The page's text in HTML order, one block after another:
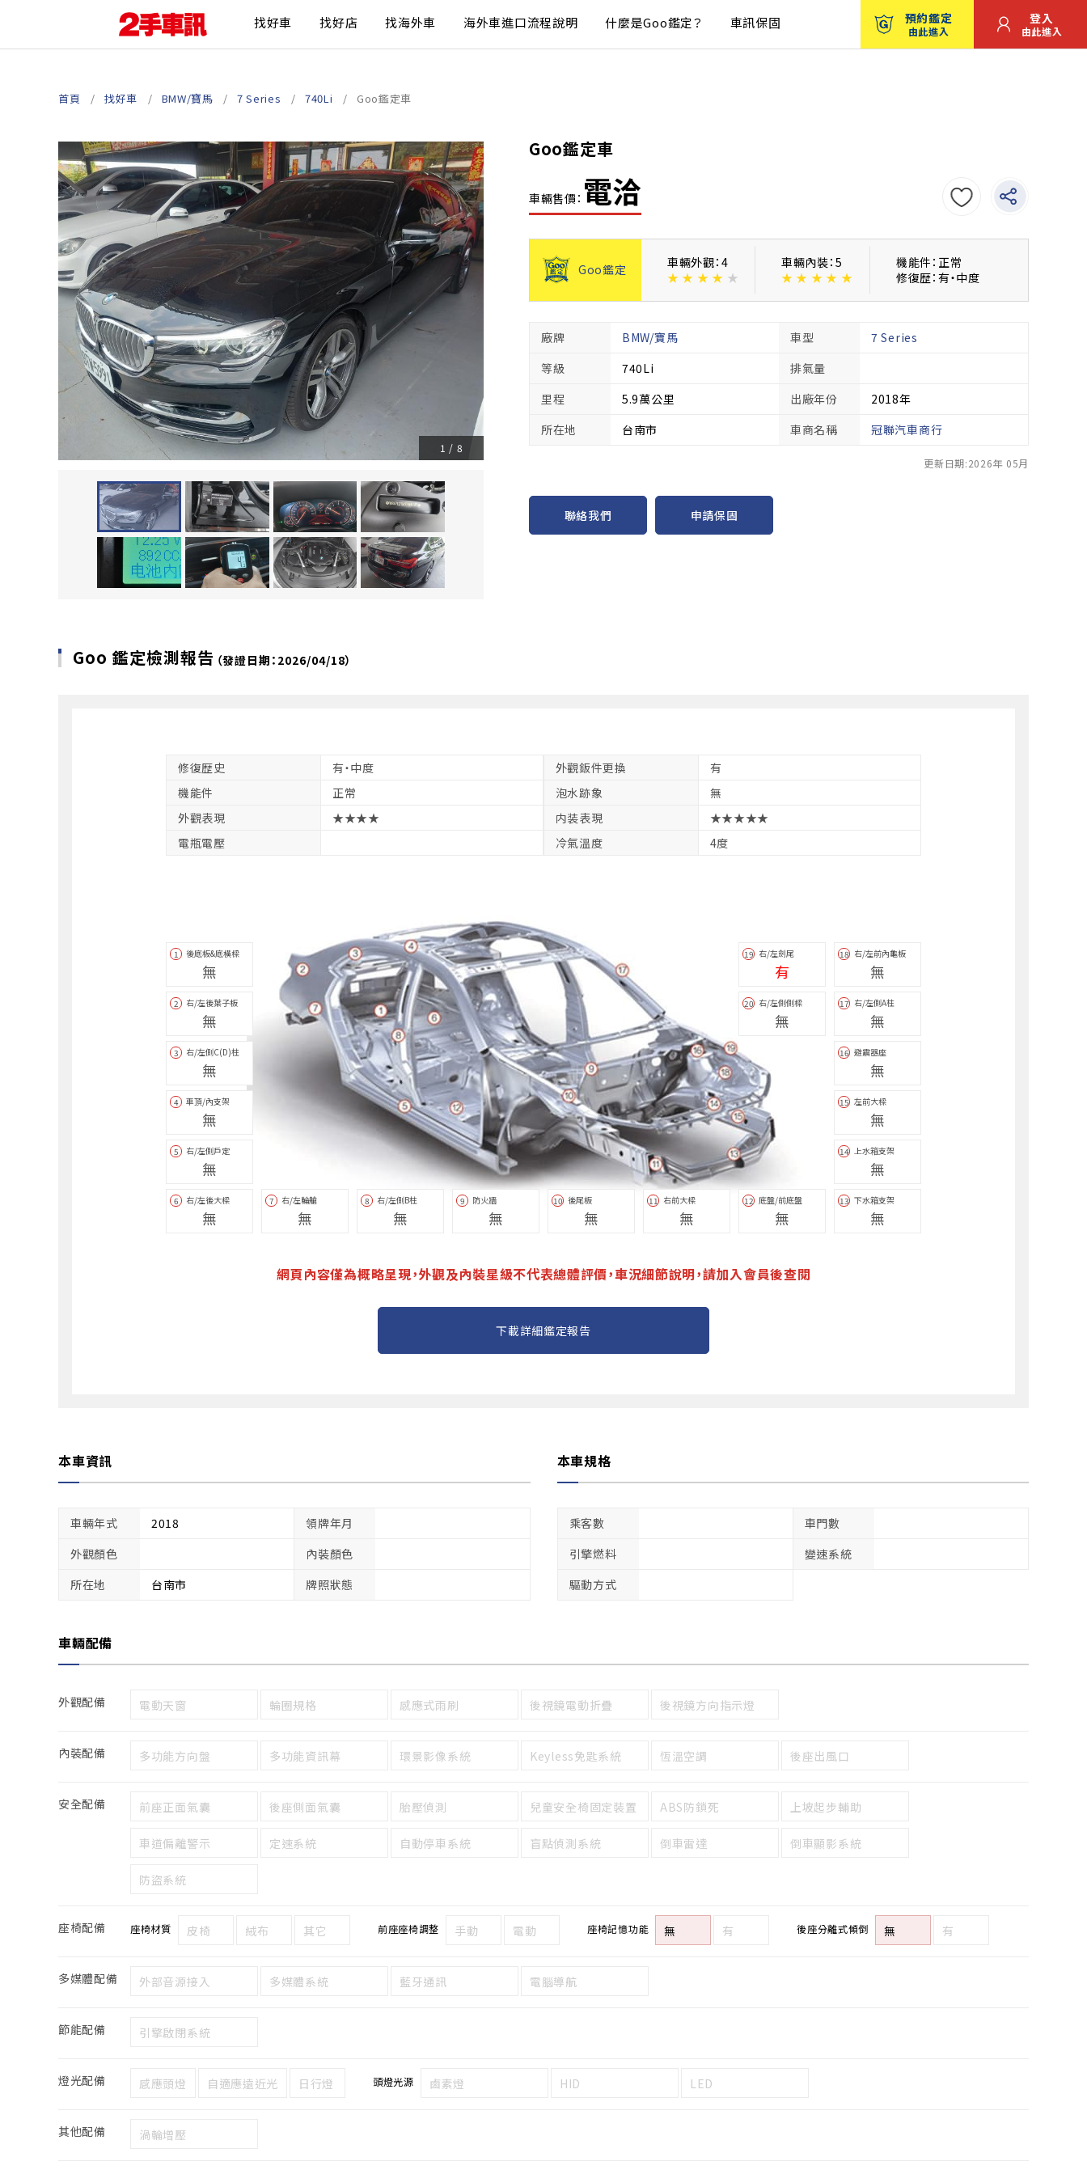
找好車 找好店 找海外車 海外車進口流程說明 什麼是Goo鑑定？ 車訊保固 預約鑑定
由此進入
登入
由此進入
首頁 找好車 BMW/寶馬 7 Series 740Li Goo鑑定車
Goo鑑定車
車輛售價： 電洽
1 / 8
Goo鑑定
車輛外觀：4
★ ★ ★ ★ ★
車輛內裝：5
★ ★ ★ ★ ★
機能件：正常
修復歴：有・中度
廠牌 BMW/寶馬 車型
7 Series
等級
740Li
排氣量
里程
5.9萬公里 出廠年份
2018年
所在地
台南市 車商名稱 冠聯汽車商行
更新日期:2026年 05月
聯絡我們 申請保固
Goo 鑑定檢測報告 （發證日期：2026/04/18）
修復歴史 有・中度 外觀鈑件更換
有
機能件
正常 泡水跡象
無
外觀表現
★★★★ 内装表現
★★★★★
電瓶電壓
冷氣溫度 4度
1 後底板&底橫樑
無
2 右/左後葉子板
無
3 右/左側C(D)柱
無
4 車頂/內支架
無
5 右/左側戶定
無
6 右/左後大樑
無
7 右/左輪艙
無
8 右/左側B柱
無
9 防火牆
無
10 後尾板
無
11 右前大樑
無
12 底盤/前底盤
無
13 下水箱支架
無
14 上水箱支架
無
15 左前大樑
無
16 避震器座
無
17 右/左側A柱
無
18 右/左前內龜板
無
19 右/左劍尾
有
20 右/左側側樑
無
網頁內容僅為概略呈現，外觀及內裝星級不代表總體評價，車況細節說明，請加入會員後查閱
下載詳細鑑定報告
本車資訊
車輛年式 2018
領牌年月
外觀顏色
內裝顏色
所在地
台南市 牌照狀態
本車規格
乘客數
車門數
引擎燃料
變速系統
驅動方式
車輛配備
外觀配備 電動天窗 輪圈規格 感應式雨刷 後視鏡電動折疊 後視鏡方向指示燈
內裝配備 多功能方向盤 多功能資訊幕 環景影像系統 Keyless免匙系統 恆溫空調 後座出風口
安全配備 前座正面氣囊 後座側面氣囊 胎壓偵測 兒童安全椅固定裝置 ABS防鎖死 上坡起步輔助
車道偏離警示 定速系統 自動停車系統 盲點偵測系統 倒車雷達 倒車顯影系統
防盜系統
座椅配備 座椅材質 皮椅 絨布 其它 前座座椅調整 手動 電動 座椅記憶功能 無 有 後座分離式傾倒 無 有
多媒體配備 外部音源接入 多媒體系統 藍牙通訊 電腦導航
節能配備 引擎啟閉系統
燈光配備 感應頭燈 自適應遠近光 日行燈 頭燈光源 鹵素燈 HID LED
其他配備 渦輪增壓